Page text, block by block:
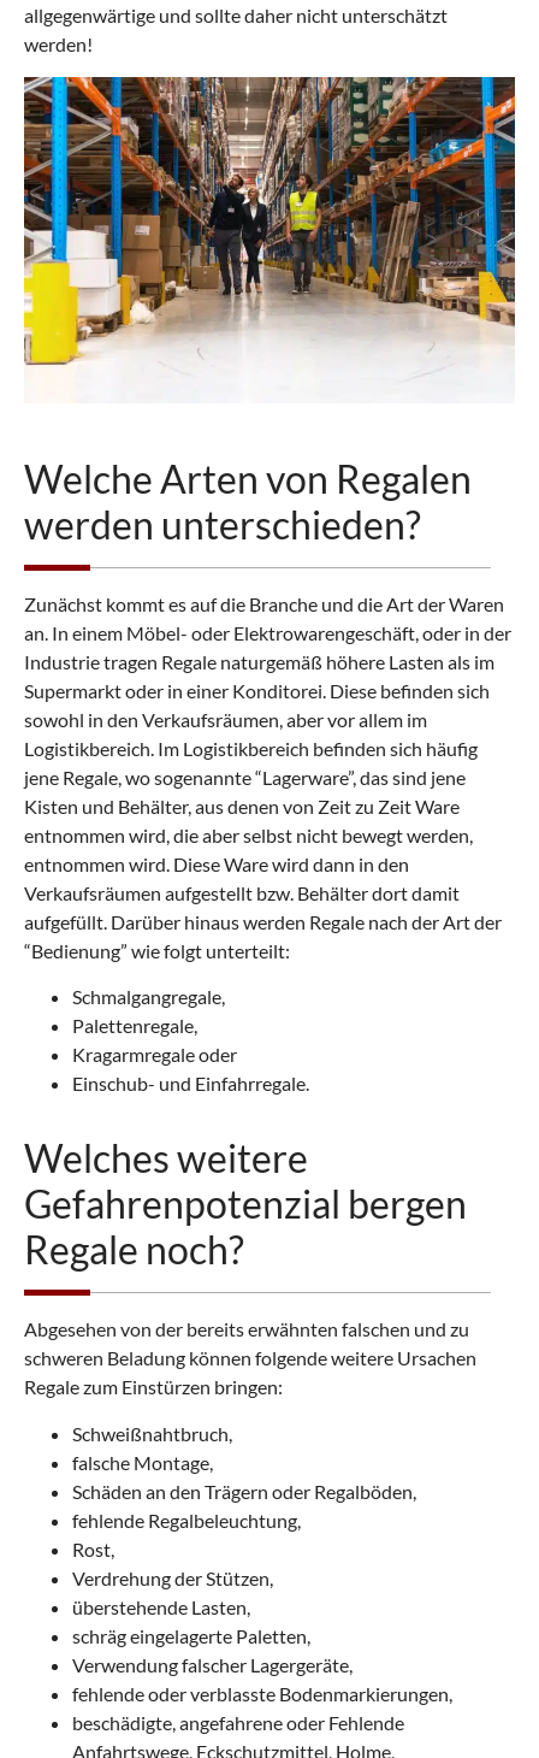
allgegenwärtige und sollte daher nicht unterschätzt
werden!
Welche Arten von Regalen
werden unterschieden?
Zunächst kommt es auf die Branche und die Art der Waren
an. In einem Möbel- oder Elektrowarengeschäft, oder in der
Industrie tragen Regale naturgemäß höhere Lasten als im
Supermarkt oder in einer Konditorei. Diese befinden sich
sowohl in den Verkaufsräumen, aber vor allem im
Logistikbereich. Im Logistikbereich befinden sich häufig
jene Regale, wo sogenannte “Lagerware”, das sind jene
Kisten und Behälter, aus denen von Zeit zu Zeit Ware
entnommen wird, die aber selbst nicht bewegt werden,
entnommen wird. Diese Ware wird dann in den
Verkaufsräumen aufgestellt bzw. Behälter dort damit
aufgefüllt. Darüber hinaus werden Regale nach der Art der
“Bedienung” wie folgt unterteilt:
Schmalgangregale,
Palettenregale,
Kragarmregale oder
Einschub- und Einfahrregale.
Welches weitere
Gefahrenpotenzial bergen
Regale noch?
Abgesehen von der bereits erwähnten falschen und zu
schweren Beladung können folgende weitere Ursachen
Regale zum Einstürzen bringen:
Schweißnahtbruch,
falsche Montage,
Schäden an den Trägern oder Regalböden,
fehlende Regalbeleuchtung,
Rost,
Verdrehung der Stützen,
überstehende Lasten,
schräg eingelagerte Paletten,
Verwendung falscher Lagergeräte,
fehlende oder verblasste Bodenmarkierungen,
beschädigte, angefahrene oder Fehlende
Anfahrtswege, Eckschutzmittel, Holme,